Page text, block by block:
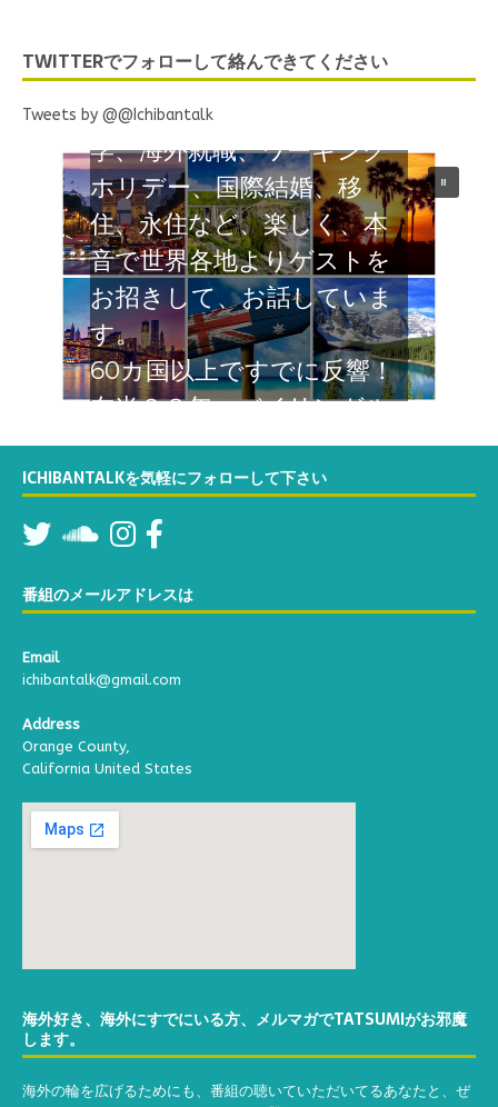
TWITTERでフォローして絡んできてください
Tweets by @@Ichibantalk
ネットラジオ 海外でがん
ばる日本人のナマの声 留
学、海外就職、ワーキング
ホリデー、国際結婚、移
住、永住など、楽しく、本
音で世界各地よりゲストを
お招きして、お話していま
す。
60カ国以上ですでに反響！
在米２８年 バイリンガル
なTatsumiが関西弁でカリ
フォルニアよりお届けする
６０分の対談番組。お楽し
みください
ICHIBANTALKを気軽にフォローして下さい
番組のメールアドレスは
Email
ichibantalk@gmail.com
Address
Orange County,
California United States
海外好き、海外にすでにいる方、メルマガでTATSUMIがお邪魔
します。
海外の輪を広げるためにも、番組の聴いていただいてるあなたと、ぜ